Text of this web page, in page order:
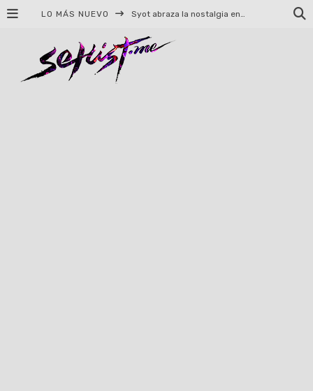
LO MÁS NUEVO Syot abraza la nostalgia en «Blame», el primer adelanto de su EP debut